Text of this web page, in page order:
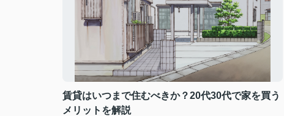
賃貸はいつまで住むべきか？20代30代で家を買う
メリットを解説